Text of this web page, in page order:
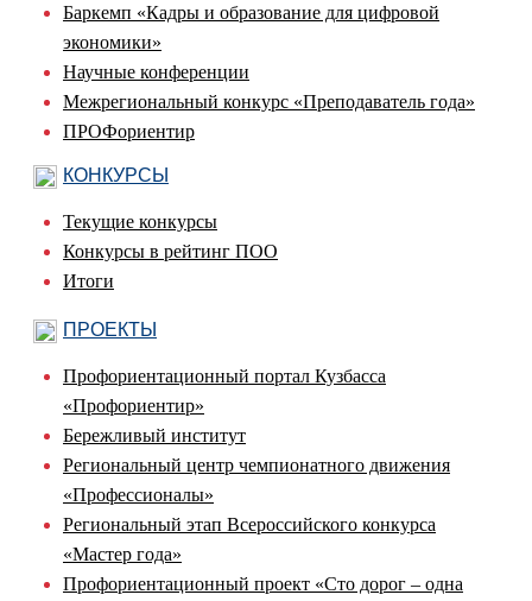
Баркемп «Кадры и образование для цифровой
экономики»
Научные конференции
Межрегиональный конкурс «Преподаватель года»
ПРОФориентир
КОНКУРСЫ
Текущие конкурсы
Конкурсы в рейтинг ПОО
Итоги
ПРОЕКТЫ
Профориентационный портал Кузбасса
«Профориентир»
Бережливый институт
Региональный центр чемпионатного движения
«Профессионалы»
Региональный этап Всероссийского конкурса
«Мастер года»
Профориентационный проект «Сто дорог – одна